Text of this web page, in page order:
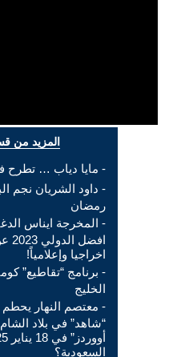
المزيد من
- مايا دياب … تطرح
- داود الشريان نجم
رمضان
- المخرجة ايناس
اخراجيا وإعلامياً!
- برنامج “تقاطيع”
الخليج
- معتصم النهار
“شاهد” في بلاد
السعودية؟